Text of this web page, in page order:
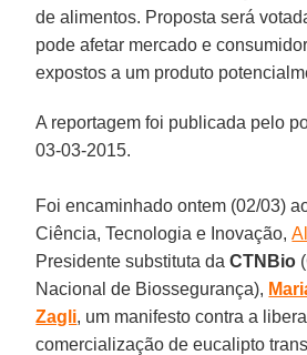
de alimentos. Proposta será
pode afetar mercado e
expostos a um produto
A reportagem foi publicada pelo
03-03-2015.
Foi encaminhado ontem (02/03)
Ciência, Tecnologia e Inovação,
Presidente substituta daCTNBio
Nacional de Biossegurança),
Zagli, um manifesto contra a
comercialização de eucalipto